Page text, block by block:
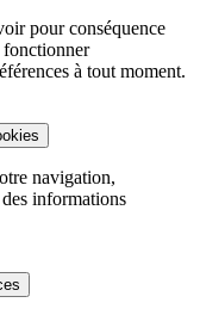
pour conséquence
fonctionner
à tout moment.
navigation,
informations